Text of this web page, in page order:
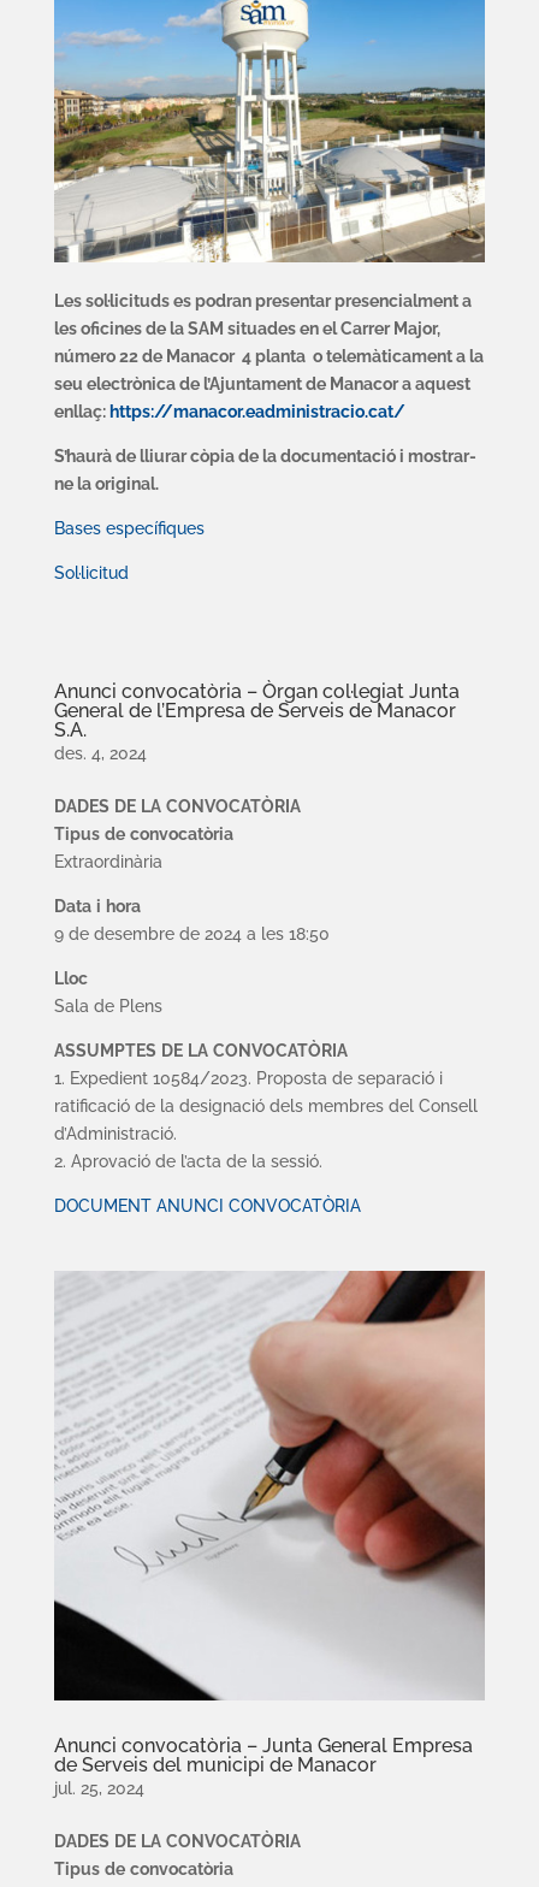
Les sol·licituds es podran presentar presencialment a
les oficines de la SAM situades en el Carrer Major,
número 22 de Manacor 4 planta o telemàticament a la
seu electrònica de l’Ajuntament de Manacor a aquest
enllaç:https://manacor.eadministracio.cat/
S’haurà de lliurar còpia de la documentació i mostrar-
ne la original.
Bases específiques
Sol·licitud
Anunci convocatòria – Òrgan col·legiat Junta
General de l’Empresa de Serveis de Manacor
S.A.
des. 4, 2024
DADES DE LA CONVOCATÒRIA
Tipus de convocatòria
Extraordinària
Data i hora
9 de desembre de 2024 a les 18:50
Lloc
Sala de Plens
ASSUMPTES DE LA CONVOCATÒRIA
1. Expedient 10584/2023. Proposta de separació i
ratificació de la designació dels membres del Consell
d’Administració.
2. Aprovació de l’acta de la sessió.
DOCUMENT ANUNCI CONVOCATÒRIA
Anunci convocatòria – Junta General Empresa
de Serveis del municipi de Manacor
jul. 25, 2024
DADES DE LA CO NVOCATÒ RIA
Tipus de convocatòria